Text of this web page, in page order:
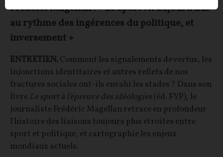
Frédéric Magellan : « Le sport vit aujourd'hui
au rythme des ingérences du politique, et
inversement »
ENTRETIEN.Comment les signalements de vertus, les
injonctions identitaires et autres reflets de nos
fractures sociales ont-ils envahi les stades ? Dans son
livre Le sport à l'épreuve des idéologies(éd. FYP), le
journaliste Frédéric Magellan retrace en profondeur
l'histoire des liaisons toujours plus étroites entre
sport et politique, et cartographie les enjeux
mondiaux actuels.